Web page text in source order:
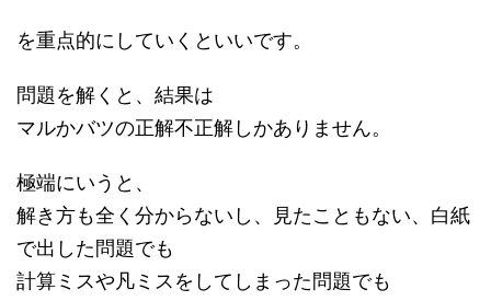
を重点的にしていくといいです。
問題を解くと、結果は
マルかバツの正解不正解しかありません。
極端にいうと、
解き方も全く分からないし、見たこともない、白紙
で出した問題でも
計算ミスや凡ミスをしてしまった問題でも